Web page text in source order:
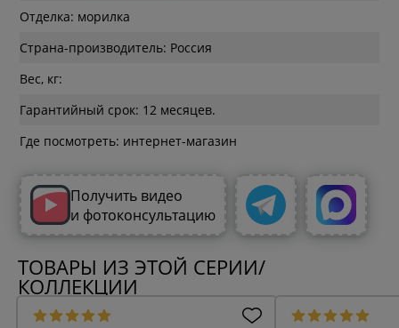
Отделка: морилка
Страна-производитель: Россия
Вес, кг:
Гарантийный срок: 12 месяцев.
Где посмотреть: интернет-магазин
Получить видео
и фотоконсультацию
ТОВАРЫ ИЗ ЭТОЙ СЕРИИ/
КОЛЛЕКЦИИ